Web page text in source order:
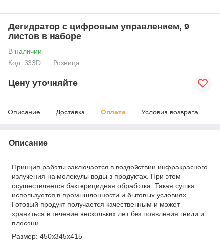
Дегидратор с цифровым управлением, 9
листов в наборе
В наличии
Код: 333D
Розница
Цену уточняйте
Описание Доставка Оплата Условия возврата
Описание
Принцип работы заключается в воздействии инфракрасного
излучения на молекулы воды в продуктах. При этом
осуществляется бактерицидная обработка. Такая сушка
используется в промышленности и бытовых условиях.
Готовый продукт получается качественным и может
храниться в течение нескольких лет без появления гнили и
плесени.
Размер: 450x345x415